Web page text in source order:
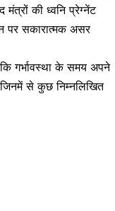
मंत्रों की ध्वनि प्रेग्नेंट
पर सकारात्मक असर
गर्भावस्था के समय अपने
से कुछ निम्नलिखित